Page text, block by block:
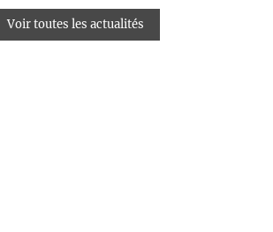
Voir toutes les actualités